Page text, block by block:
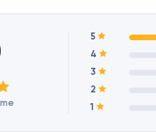
5
4
3
2
1